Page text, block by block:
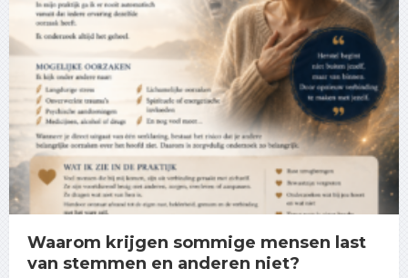
Waarom krijgen sommige mensen last
van stemmen en anderen niet?